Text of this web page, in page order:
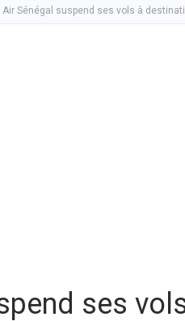
Air Sénégal suspend ses vols à
ses